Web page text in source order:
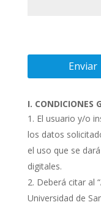
I. CONDICIONES
El usuario y/o
los datos
el uso que se
digitales.
Deberá citar al
Universidad de